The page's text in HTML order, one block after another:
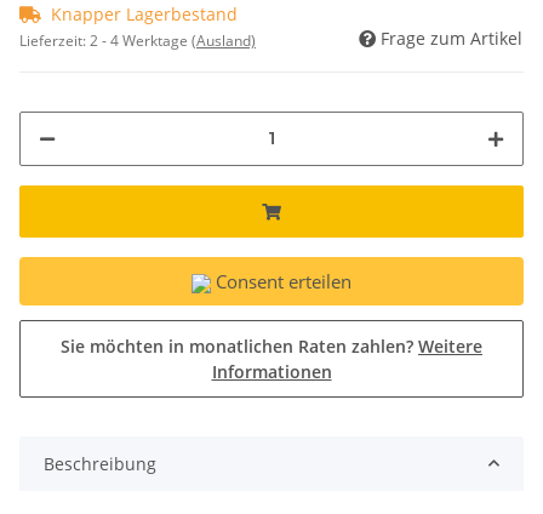
Knapper Lagerbestand
Lieferzeit:2 - 4 Werktage (Ausland) Frage zum Artikel
Consent erteilen
Sie möchten in monatlichen Raten zahlen? Weitere
Informationen
Beschreibung